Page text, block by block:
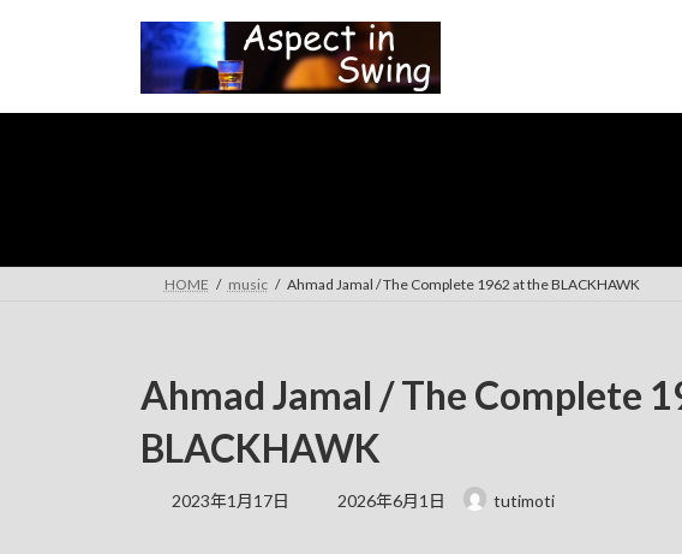
プ
動
HOME music Ahmad Jamal / The Complete 1962 at the BLACKHAWK
Ahmad Jamal / The Complete
BLACKHAWK
2023年1月17日
最
2026年6月1日 tutimoti